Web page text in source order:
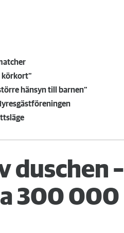
körkort”
hänsyn till barnen”
duschen –
300 000